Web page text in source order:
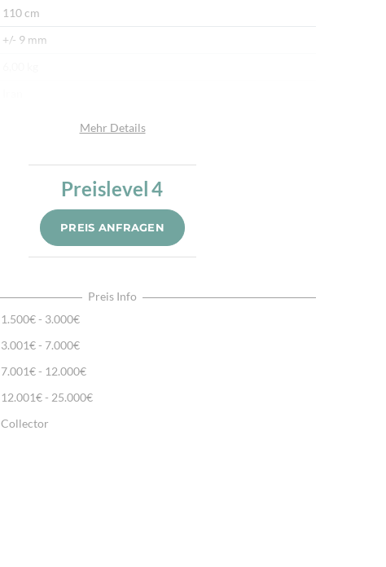
110 cm
+/- 9 mm
Sehr fein per Hand geknüpft
Natürliche Schafwolle, Von Hand geknüpft, Traditionelle
Mehr Details
Preislevel4
PREIS ANFRAGEN
Preis Info
1.500€ - 3.000€
3.001€ - 7.000€
7.001€ - 12.000€
12.001€ - 25.000€
Collector